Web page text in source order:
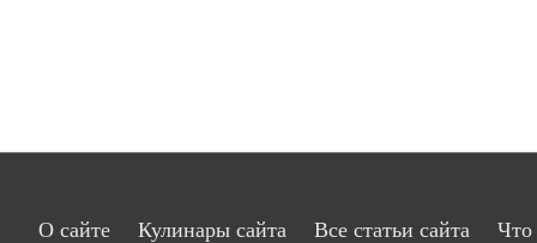
О сайте Кулинары сайта Все статьи сайта Что